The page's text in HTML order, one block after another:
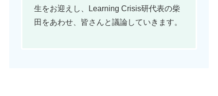
生をお迎えし、Learning Crisis研代表の柴
田をあわせ、皆さんと議論していきます。